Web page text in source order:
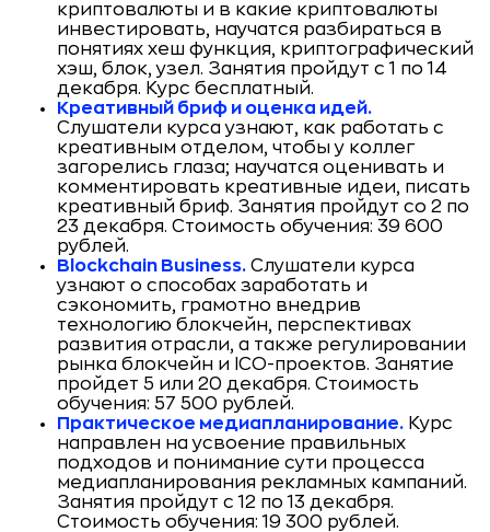
криптовалюты и в какие криптовалюты
инвестировать, научатся разбираться в
понятиях хеш функция, криптографический
хэш, блок, узел. Занятия пройдут с 1 по 14
декабря. Курс бесплатный.
Креативный бриф и оценка идей.
Слушатели курса узнают, как работать с
креативным отделом, чтобы у коллег
загорелись глаза; научатся оценивать и
комментировать креативные идеи, писать
креативный бриф. Занятия пройдут со 2 по
23 декабря. Стоимость обучения: 39 600
рублей.
Blockchain Business. Слушатели курса
узнают о способах заработать и
сэкономить, грамотно внедрив
технологию блокчейн, перспективах
развития отрасли, а также регулировании
рынка блокчейн и ICO-проектов. Занятие
пройдет 5 или 20 декабря. Стоимость
обучения: 57 500 рублей.
Практическое медиапланирование. Курс
направлен на усвоение правильных
подходов и понимание сути процесса
медиапланирования рекламных кампаний.
Занятия пройдут с 12 по 13 декабря.
Стоимость обучения: 19 300 рублей.